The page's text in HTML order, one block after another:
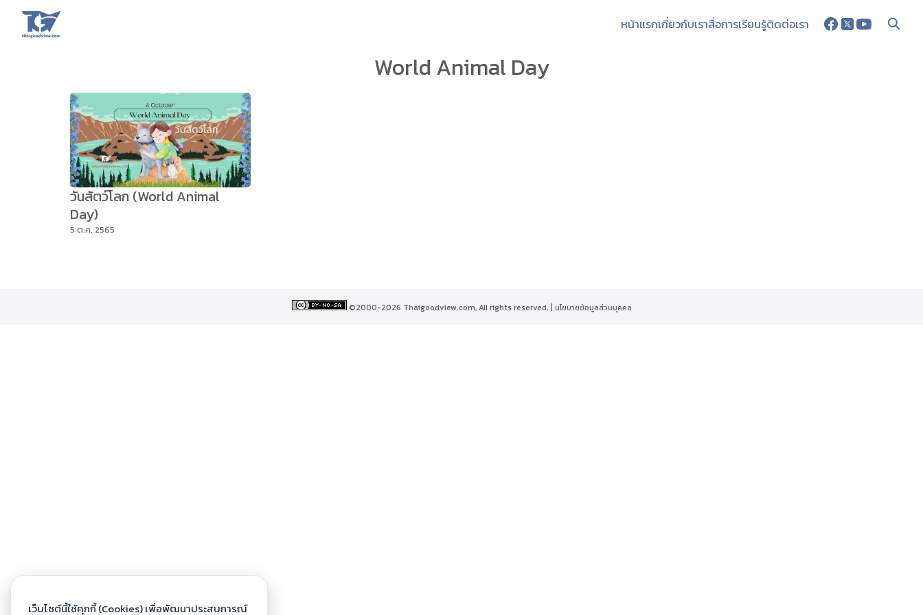
content
หน้าแรกเกี่ยวกับเราสื่อการเรียนรู้ติดต่อเรา
World Animal Day
วันสัตว์โลก (World Animal
Day)
5 ต.ค. 2565
©2000-2026 Thaigoodview.com, All rights reserved. | นโยบายข้อมูลส่วนบุคคล
เว็บไซต์นี้ใช้คุกกี้ (Cookies) เพื่อพัฒนาประสบการณ์